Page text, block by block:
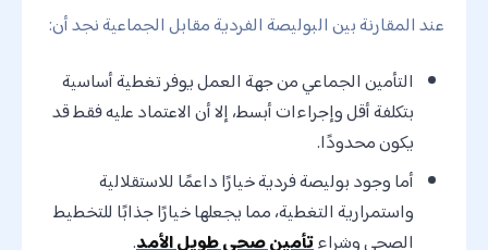
عند المقارنة بين البوليصة الفردية مقابل الجماعية نجد أن:
التأمين الجماعي من جهة العمل يوفر تغطية أساسية
بتكلفة أقل وإجراءات أبسط، إلا أن الاعتماد عليه فقط قد
يكون محدودًا.
أما وجود بوليصة فردية خيارًا داعمًا للاستقلالية
واستمرارية التغطية، مما يجعلها خيارًا جذابًا للتخطيط
الصحي وشراءتأمين صحي طويل الأمد.